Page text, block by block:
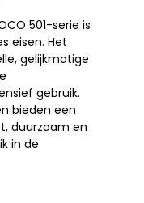
501-serie is
eisen. Het
gelijkmatige
gebruik.
bieden een
duurzaam en
in de